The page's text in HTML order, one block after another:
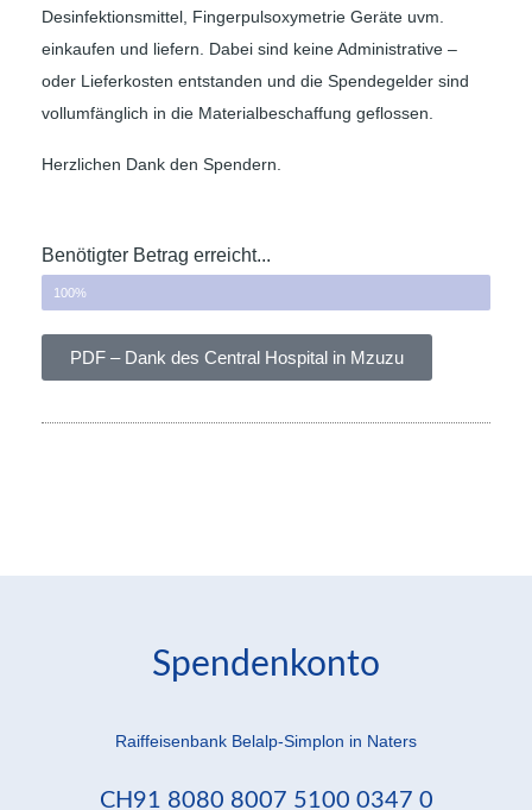
Desinfektionsmittel, Fingerpulsoxymetrie Geräte uvm.
einkaufen und liefern. Dabei sind keine Administrative –
oder Lieferkosten entstanden und die Spendegelder sind
vollumfänglich in die Materialbeschaffung geflossen.
Herzlichen Dank den Spendern.
Benötigter Betrag erreicht...
100%
PDF – Dank des Central Hospital in Mzuzu
Spendenkonto
Raiffeisenbank Belalp-Simplon in Naters
CH91 8080 8007 5100 0347 0